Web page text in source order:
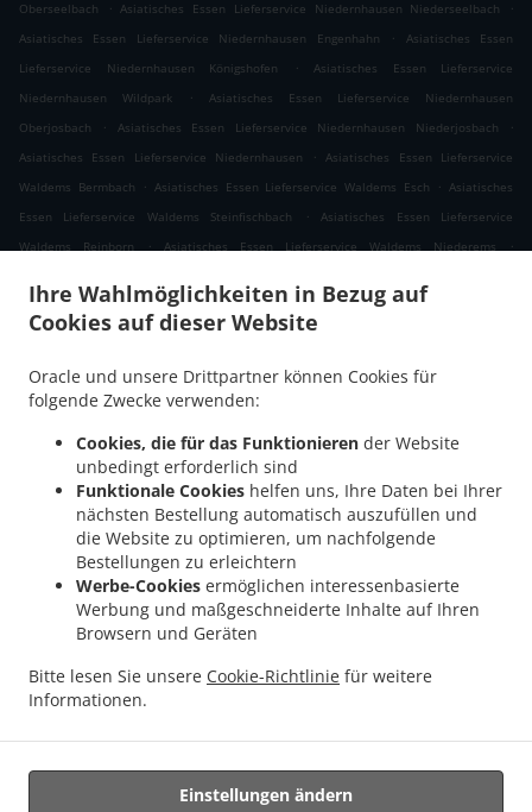
Ihre Wahlmöglichkeiten in Bezug auf
Cookies auf dieser Website
Oracle und unsere Drittpartner können Cookies für
folgende Zwecke verwenden:
Cookies, die für das Funktionieren der Website
unbedingt erforderlich sind
Funktionale Cookies helfen uns, Ihre Daten bei Ihrer
nächsten Bestellung automatisch auszufüllen und
die Website zu optimieren, um nachfolgende
Bestellungen zu erleichtern
Werbe-Cookies ermöglichen interessenbasierte
Werbung und maßgeschneiderte Inhalte auf Ihren
Browsern und Geräten
Bitte lesen Sie unsere Cookie-Richtlinie für weitere
Informationen.
Einstellungen ändern
Oberseelbach
. Asiatisches Essen Lieferservice Niedernhausen Niederseelbach
.
Asiatisches Essen Lieferservice Niedernhausen Engenhahn
.
Asiatisches Essen
Lieferservice Niedernhausen Königshofen
.
Asiatisches Essen Lieferservice
Niedernhausen Wildpark
.
Asiatisches Essen Lieferservice Niedernhausen
Oberjosbach
. Asiatisches Essen Lieferservice Niedernhausen Niederjosbach
.
Asiatisches Essen Lieferservice Niedernhausen
.
Asiatisches Essen Lieferservice
Waldems Bermbach
. Asiatisches Essen Lieferservice Waldems Esch . Asiatisches
Essen Lieferservice Waldems Steinfischbach
.
Asiatisches Essen Lieferservice
Waldems Reinborn
. Asiatisches Essen Lieferservice Waldems Niederems
.
Taunusstein Eschenhahn
. Asiatisches Essen Lieferservice Taunusstein Neuhof
Asiatisches Essen Lieferservice Taunusstein Maisel
Asiatisches Essen Lieferservice Taunusstein Hambach
Niederlibbach
. Asiatisches Essen Lieferservice Taunusstein . Asiatisches Essen
Lieferservice Bad Camberg Würges
Asiatisches Essen Lieferservice Bad Camberg
Wallrabenstein . Asiatisches Essen Lieferservice Bad Camberg Walsdorf
Asiatisches
Essen Lieferservice Bad Camberg
. Asiatisches Essen Lieferservice Eselsweide
Asiatisches Essen Lieferservice Hünfelden Ohren
Hünfelden Bechtheim
Asiatisches Essen Lieferservice Hünfelden
Asiatisches Essen
Lieferservice Eppstein Ehlhalten
.
Asiatisches Essen Lieferservice Eppstein
Lieferservice Glashütten
Unterstützt von: